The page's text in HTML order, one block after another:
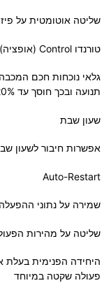
שליטה אוטומטית על
טורנדו Control (אופציה)
גלאי נוכחות חכם
תנועה ובכך חוסך עד 20% בצריכת החשמל
שעון שבת
אפשרות חיבור לשעון
Auto-Restart
שמירה על נתוני
שליטה על מהירות
פעולה שקטה במיוחד